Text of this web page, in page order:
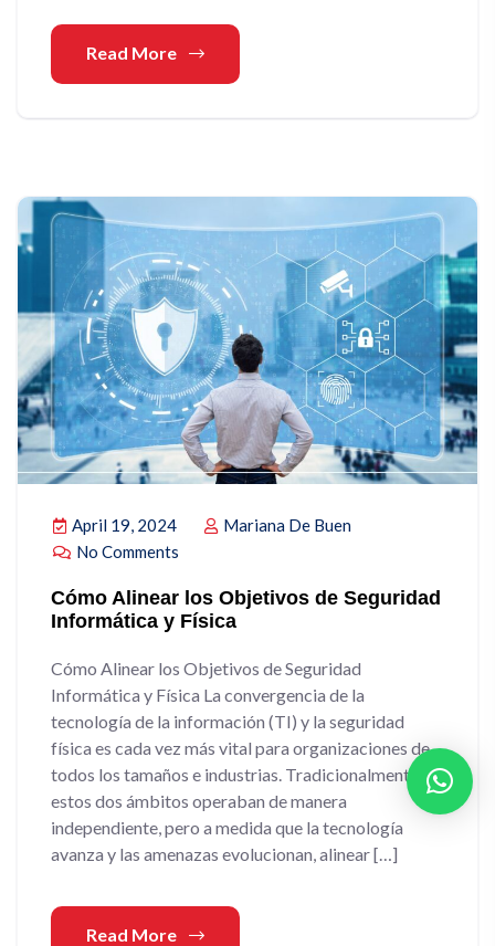
Read More
April 19, 2024
Mariana De Buen
No Comments
Cómo Alinear los Objetivos de Seguridad
Informática y Física
Cómo Alinear los Objetivos de Seguridad
Informática y Física La convergencia de la
tecnología de la información (TI) y la seguridad
física es cada vez más vital para organizaciones de
todos los tamaños e industrias. Tradicionalmente,
estos dos ámbitos operaban de manera
independiente, pero a medida que la tecnología
avanza y las amenazas evolucionan, alinear […]
Read More